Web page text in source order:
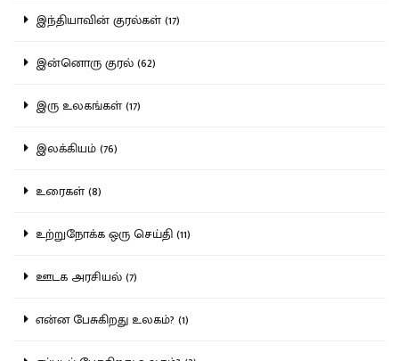
இந்தியாவின் குரல்கள் (17)
இன்னொரு குரல் (62)
இரு உலகங்கள் (17)
இலக்கியம் (76)
உரைகள் (8)
உற்றுநோக்க ஒரு செய்தி (11)
ஊடக அரசியல் (7)
என்ன பேசுகிறது உலகம்? (1)